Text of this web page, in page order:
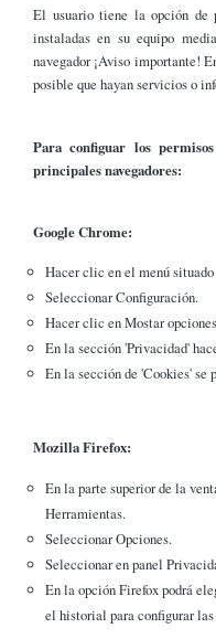
El usuario tiene la opción de
instaladas en su equipo
navegador ¡Aviso importante!
posible que hayan servicios o
Para configuar los
principales navegadores:
Google Chrome:
Hacer clic en el menú
Seleccionar Configuración.
Hacer clic en Mostar
En la sección 'Privacidad'
En la sección de 'Cookies' se
Mozilla Firefox:
En la parte superior de la
Herramientas.
Seleccionar Opciones.
Seleccionar en panel
En la opción Firefox podrá
el historial para configurar las